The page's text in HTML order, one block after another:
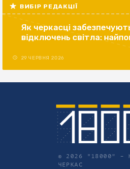
ВИБІР РЕДАКЦІЇ
Як черкасці
відключень світла:
29 ЧЕРВНЯ 2026
© 2026 "18000" –
ЧЕРКАС